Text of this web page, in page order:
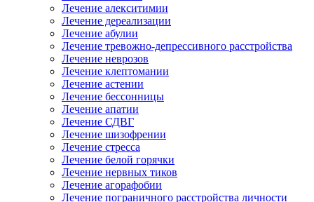
Лечение алекситимии
Лечение дереализации
Лечение абулии
Лечение тревожно-депрессивного расстройства
Лечение неврозов
Лечение клептомании
Лечение астении
Лечение бессонницы
Лечение апатии
Лечение СДВГ
Лечение шизофрении
Лечение стресса
Лечение белой горячки
Лечение нервных тиков
Лечение агорафобии
Лечение пограничного расстройства личности